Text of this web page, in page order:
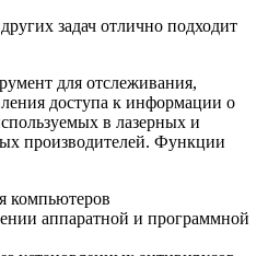
задач отлично подходит
для отслеживания,
доступа к информации о
в лазерных и
производителей. Функции
компьютеров
аппаратной и программной